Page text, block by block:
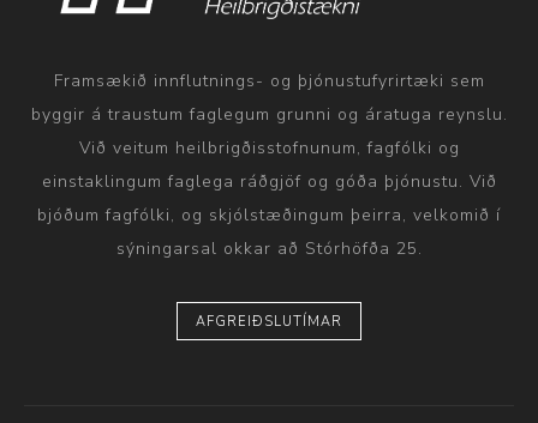
Framsækið innflutnings- og þjónustufyrirtæki sem
byggir á traustum faglegum grunni og áratuga reynslu.
Við veitum heilbrigðisstofnunum, fagfólki og
einstaklingum faglega ráðgjöf og góða þjónustu. Við
bjóðum fagfólki, og skjólstæðingum þeirra, velkomið í
sýningarsal okkar að Stórhöfða 25.
AFGREIÐSLUTÍMAR